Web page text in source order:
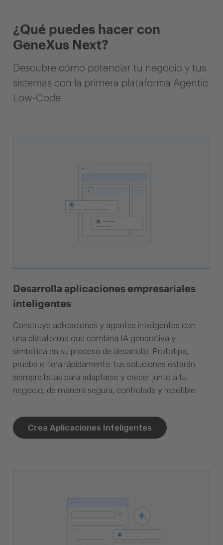
¿Qué puedes hacer con
GeneXus Next?
Descubre cómo potenciar tu negocio y tus
sistemas con la primera plataforma Agentic
Low-Code.
Desarrolla aplicaciones empresariales
inteligentes
Construye aplicaciones y agentes inteligentes con
una plataforma que combina IA generativa y
simbólica en su proceso de desarrollo. Prototipa,
prueba e itera rápidamente: tus soluciones estarán
siempre listas para adaptarse y crecer junto a tu
negocio, de manera segura, controlada y repetible.
Crea Aplicaciones Inteligentes